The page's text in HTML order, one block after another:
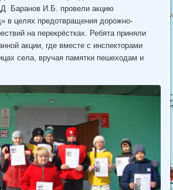
Баранов И.Б. провели акцию
в целях предотвращения дорожно-
на перекрёстках. Ребята приняли
акции, где вместе с инспекторами
села, вручая памятки пешеходам и